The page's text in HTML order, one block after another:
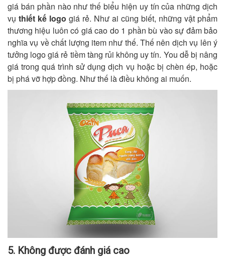
giá bán phần nào như thế biểu hiện uy tín của những dịch
vụ thiết kế logo giá rẻ. Như ai cũng biết, những vật phẩm
thương hiệu luôn có giá cao do 1 phần bù vào sự đảm bảo
nghĩa vụ về chất lượng item như thế. Thế nên dịch vụ lên ý
tưởng logo giá rẻ tiềm tàng rủi không uy tín. You dễ bị nâng
giá trong quá trình sử dụng dịch vụ hoặc bị chèn ép, hoặc
bị phá vỡ hợp đồng. Như thế là điều không ai muốn.
5. Không được đánh giá cao